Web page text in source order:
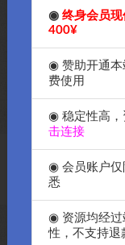
最强MacBook苹果笔
电脑应用Sublime
辑器傻瓜汉化教程
Copyright © 2018-2026
◉终身会员
400¥
◉ 赞助开通本
费使用
◉ 稳定性高，
击连接
◉ 会员账户仅
悉
◉ 资源均经过
性，不支持退